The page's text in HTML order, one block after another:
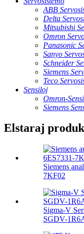
ABB
Delta
Mitsubishi
Omron
Panasonic
Sanyo
Schneider
Siemens
Teco
Sensiloj
Omron-
Siemens
Elstaraj
Siemens
7KF02
Sigma-V
SGDV-